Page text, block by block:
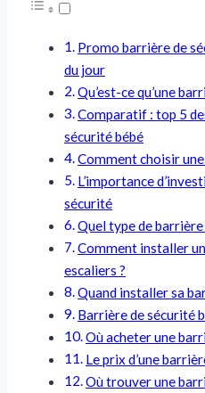
Promo barrière de
du jour
Qu’est-ce qu’une
Comparatif : top 5
sécurité bébé
Comment choisir
L’importance
sécurité
Quel type de
Comment installer
escaliers ?
Quand installer sa
Barrière de sécurité
Où acheter une
Le prix d’une
Où trouver une